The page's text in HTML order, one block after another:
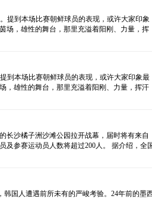
提到本场比赛朝鲜球员的表现，或许大家印象
场，雄性的舞台，那里充溢着阳刚、力量，挥
到本场比赛朝鲜球员的表现，或许大家印象最
，雄性的舞台，那里充溢着阳刚、力量，挥汗
长沙橘子洲沙滩公园拉开战幕，届时将有来自
及参赛运动员人数将超过200人。 据介绍，全
国人遭遇前所未有的严峻考验。24年前的墨